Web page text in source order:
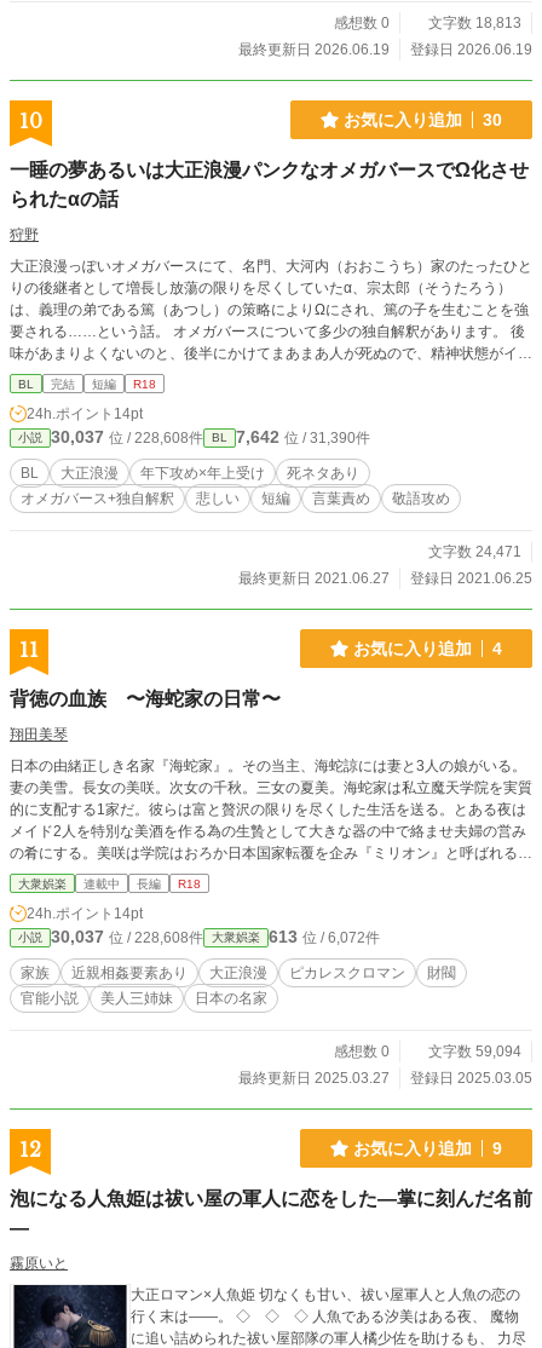
与え、壊れ物のように優しく甘く【溺愛】してくる。 初めて
向けられる人間の温もりに、柚葉の凍りついていた心は少し
だ」「彼を好きになってはいけない」と思い込み、二人の心
のピンチのなかで、黎明の口から驚きの真実が明かされる。 ​
日の「あやかしの少年」だったということ――。 ​「君の過去
も痛みも、すべて私が愛で上書きしてやる！」 ​最強の鬼の旦
那様の深すぎる愛に包まれ、柚葉は己のトラウマを乗り越え
ることができるのか？ どん底の絶望から救い出された少女
が、本当の愛と幸せを手に入れるまでの、甘くドラマチック
な和風シンデレラストーリー。
感想数 0
文字数 18,813
最終更新日 2026.06.19
登録日 2026.06.19
10 お気に入り追加 30
一睡の夢あるいは大正浪漫パンクなオメガバースでΩ化させ
られたαの話
狩野
大正浪漫っぽいオメガバースにて、名門、大河内（おおこうち）家のたったひと
りの後継者として増長し放蕩の限りを尽くしていたα、宗太郎（そうたろう）
は、義理の弟である篤（あつし）の策略によりΩにされ、篤の子を生むことを強
要される……という話。 オメガバースについて多少の独自解釈があります。 後
味があまりよくないのと、後半にかけてまあまあ人が死ぬので、精神状態がイマ
イチな人は避けていただいたほうがいいかもしれません m(_ _)m
BL 完結 短編 R18
24h.ポイント 14pt
小説 30,037 位 / 228,608件 BL 7,642 位 / 31,390件
BL 大正浪漫 年下攻め×年上受け
死ネタあり
オメガバース+独自解釈
悲しい 短編 言葉責め 敬語攻め
文字数 24,471
最終更新日 2021.06.27
登録日 2021.06.25
11 お気に入り追加 4
背徳の血族 〜海蛇家の日常〜
翔田美琴
日本の由緒正しき名家『海蛇家』。その当主、海蛇諒には妻と3人の娘がいる。
妻の美雪。長女の美咲。次女の千秋。三女の夏美。海蛇家は私立魔天学院を実質
的に支配する1家だ。彼らは富と贅沢の限りを尽くした生活を送る。とある夜は
メイド2人を特別な美酒を作る為の生贄として大きな器の中で絡ませ夫婦の営み
の肴にする。美咲は学院はおろか日本国家転覆を企み『ミリオン』と呼ばれる武
装暴力団を作り、千秋は部下である四天王から金をかつあげさせ下僕を作り、毎
日のように肉欲と物欲を発散させる。夏美は美術の絵画コンクールで作品を出し
優勝を収める為に裏で画策する。 己の欲望のままに生きる海蛇の一族。彼らの
欲望の先には何が待つのか。背徳の血族が織りなす美しき蠱惑の世界へようこ
そ。
大衆娯楽 連載中 長編 R18
24h.ポイント 14pt
小説 30,037 位 / 228,608件 大衆娯楽 613 位 / 6,072件
家族 近親相姦要素あり 大正浪漫 ピカレスクロマン
財閥
官能小説
美人三姉妹 日本の名家
感想数 0
文字数 59,094
最終更新日 2025.03.27
登録日 2025.03.05
12 お気に入り追加 9
泡になる人魚姫は祓い屋の軍人に恋をした―掌に刻んだ名前
―
霧原いと
大正ロマン×人魚姫 切なくも甘い、祓い屋軍人と人魚の恋の
行く末は――。 ◇ ◇ ◇ 人魚である汐美はある夜、 魔物
に追い詰められた祓い屋部隊の軍人橘少佐を助けるも、 力尽